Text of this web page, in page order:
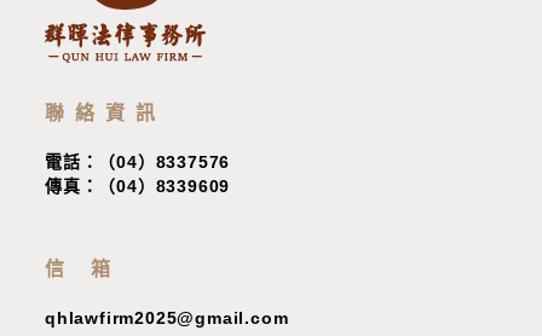
聯絡資訊
電話：（04）8337576
傳真：（04）8339609
信 箱
qhlawfirm2025@gmail.com